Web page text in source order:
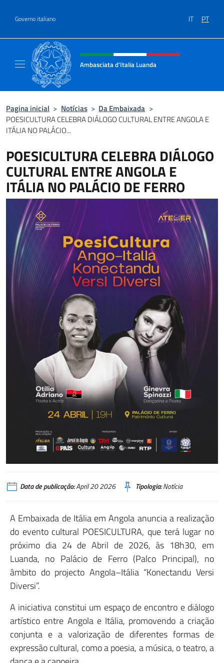
Governo italiano IT PT
Site, social e cabeçalho do menu
Ambasciata d'Italia Luanda
Pagina inicial > Notícias > Da Embaixada >
POESICULTURA CELEBRA DIÁLOGO CULTURAL ENTRE ANGOLA E
ITÁLIA NO PALÁCIO...
POESICULTURA CELEBRA DIÁLOGO
CULTURAL ENTRE ANGOLA E
ITÁLIA NO PALÁCIO DE FERRO
Data de publicação:April 20 2026 Tipologia:Notícia
A Embaixada de Itália em Angola anuncia a realização
do evento cultural POESICULTURA, que terá lugar no
próximo dia 24 de Abril de 2026, às 18h30, em
Luanda, no Palácio de Ferro (Palco Principal), no
âmbito do projecto Angola–Itália “Konectandu Versi
Diversi”.
A iniciativa constitui um espaço de encontro e diálogo
artístico entre Angola e Itália, promovendo a criação
conjunta e a valorização de diferentes formas de
expressão cultural, como a poesia, a música, o teatro, a